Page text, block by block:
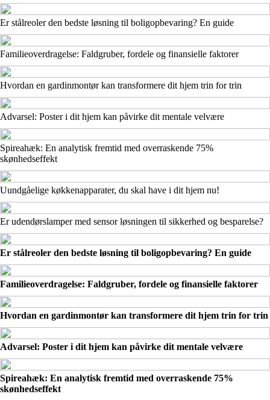
Er stålreoler den bedste løsning til boligopbevaring? En guide
Familieoverdragelse: Faldgruber, fordele og finansielle faktorer
Hvordan en gardinmontør kan transformere dit hjem trin for trin
Advarsel: Poster i dit hjem kan påvirke dit mentale velvære
Spireahæk: En analytisk fremtid med overraskende 75%
skønhedseffekt
Uundgåelige køkkenapparater, du skal have i dit hjem nu!
Er udendørslamper med sensor løsningen til sikkerhed og besparelse?
Er stålreoler den bedste løsning til boligopbevaring? En guide
Familieoverdragelse: Faldgruber, fordele og finansielle faktorer
Hvordan en gardinmontør kan transformere dit hjem trin for trin
Advarsel: Poster i dit hjem kan påvirke dit mentale velvære
Spireahæk: En analytisk fremtid med overraskende 75%
skønhedseffekt